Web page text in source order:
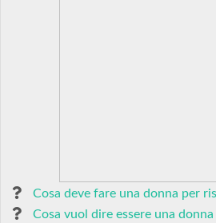
Cosa deve fare una donna per
Cosa vuol dire essere una